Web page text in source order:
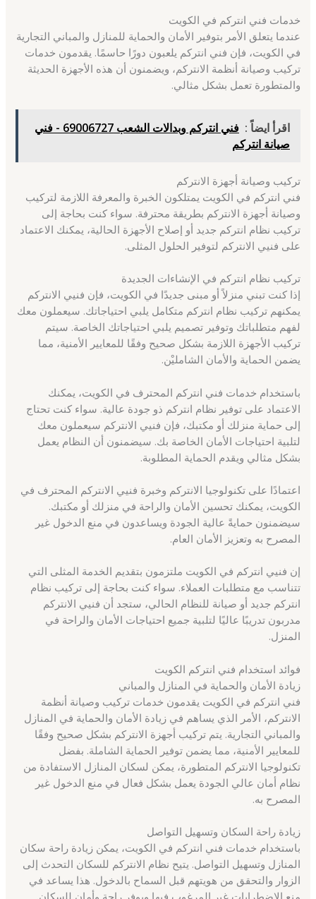
خدمات فني انتركم في الكويت
عندما يتعلق الأمر بتوفير الأمان والحماية للمنازل والمباني التجارية
في الكويت، فإن فني انتركم يلعبون دورًا حاسمًا. يقدمون خدمات
تركيب وصيانة أنظمة الانتركم، ويضمنون أن هذه الأجهزة الحديثة
والمتطورة تعمل بشكل مثالي.
اقرأ ايضاً :
فني انتركم وبدالات الشعب 69006727 - فني
صيانة انتركم
تركيب وصيانة أجهزة الانتركم
فني انتركم في الكويت يمتلكون الخبرة والمعرفة اللازمة لتركيب
وصيانة أجهزة الانتركم بطريقة محترفة. سواء كنت بحاجة إلى
تركيب نظام انتركم جديد أو إصلاح الأجهزة الحالية، يمكنك الاعتماد
على فنيي الانتركم لتوفير الحلول المثلى.
تركيب نظام انتركم في الإنشاءات الجديدة
إذا كنت تبني منزلاً أو مبنى جديدًا في الكويت، فإن فنيي الانتركم
يمكنهم تركيب نظام انتركم متكامل يلبي احتياجاتك. سيعملون معك
لفهم متطلباتك وتوفير تصميم يلبي احتياجاتك الخاصة. سيتم
تركيب الأجهزة اللازمة بشكل صحيح وفقًا للمعايير الأمنية، مما
يضمن الحماية والأمان الشامليْن.
باستخدام خدمات فني انتركم المحترف في الكويت، يمكنك
الاعتماد على توفير نظام انتركم ذو جودة عالية. سواء كنت تحتاج
إلى حماية منزلك أو مكتبك، فإن فنيي الانتركم سيعملون معك
لتلبية احتياجات الأمان الخاصة بك. سيضمنون أن النظام يعمل
بشكل مثالي ويقدم الحماية المطلوبة.
اعتمادًا على تكنولوجيا الانتركم وخبرة فنيي الانتركم المحترف في
الكويت، يمكنك تحسين الأمان والراحة في منزلك أو مكتبك.
سيضمنون حمايةً عالية الجودة ويساعدون في منع الدخول غير
المصرح به وتعزيز الأمان العام.
إن فنيي انتركم في الكويت ملتزمون بتقديم الخدمة المثلى التي
تتناسب مع متطلبات العملاء. سواء كنت بحاجة إلى تركيب نظام
انتركم جديد أو صيانة للنظام الحالي، ستجد أن فنيي الانتركم
مدربون تدريبًا عاليًا لتلبية جميع احتياجات الأمان والراحة في
المنزل.
فوائد استخدام فني انتركم الكويت
زيادة الأمان والحماية في المنازل والمباني
فني انتركم في الكويت يقدمون خدمات تركيب وصيانة أنظمة
الانتركم، الأمر الذي يساهم في زيادة الأمان والحماية في المنازل
والمباني التجارية. يتم تركيب أجهزة الانتركم بشكل صحيح وفقًا
للمعايير الأمنية، مما يضمن توفير الحماية الشاملة. بفضل
تكنولوجيا الانتركم المتطورة، يمكن لسكان المنازل الاستفادة من
نظام أمان عالي الجودة يعمل بشكل فعال في منع الدخول غير
المصرح به.
زيادة راحة السكان وتسهيل التواصل
باستخدام خدمات فني انتركم في الكويت، يمكن زيادة راحة سكان
المنازل وتسهيل التواصل. يتيح نظام الانتركم للسكان التحدث إلى
الزوار والتحقق من هويتهم قبل السماح بالدخول. هذا يساعد في